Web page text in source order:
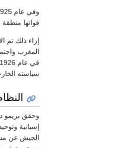
قواتها
إزاء ذلك تم
المغرب
سياسته
وحقق بريمو
الجيش عن